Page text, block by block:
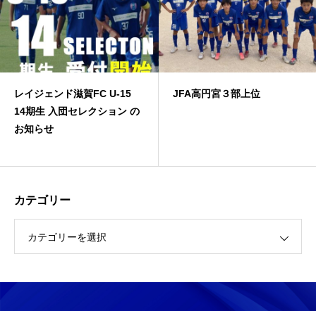
レイジェンド滋賀FC U-15
14期生 入団セレクション の
お知らせ
JFA高円宮３部上位
カテゴリー
カテゴリーを選択